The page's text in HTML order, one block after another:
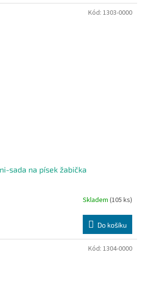
sada na písek žabička
Skladem (105 ks)
Do košíku
Kód: 1303-0000
Kód: 1304-0000